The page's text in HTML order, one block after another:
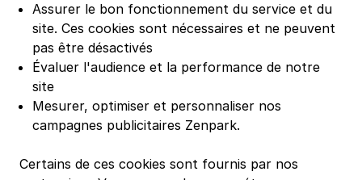
Parking Bercy
Parking La Défense Arena
Parking Les 4 temps
Parking Nation
Parking Porte de Versailles
Parking Lille Grand Palais
Parking Casino Barrière Lille
Assurer le bon fonctionnement du service et du
site. Ces cookies sont nécessaires et ne peuvent
pas être désactivés
Évaluer l'audience et la performance de notre
site
Mesurer, optimiser et personnaliser nos
campagnes publicitaires Zenpark.
Certains de ces cookies sont fournis par nos